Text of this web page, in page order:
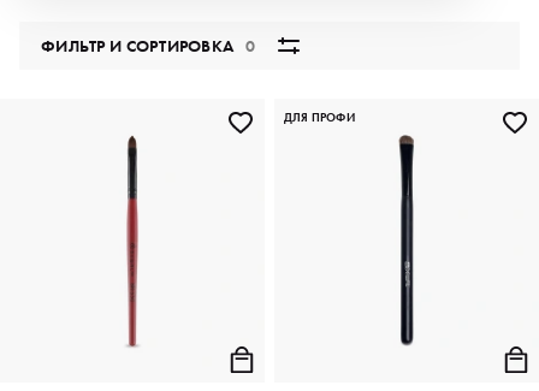
ФИЛЬТР И СОРТИРОВКА0
ДЛЯ ПРОФИ